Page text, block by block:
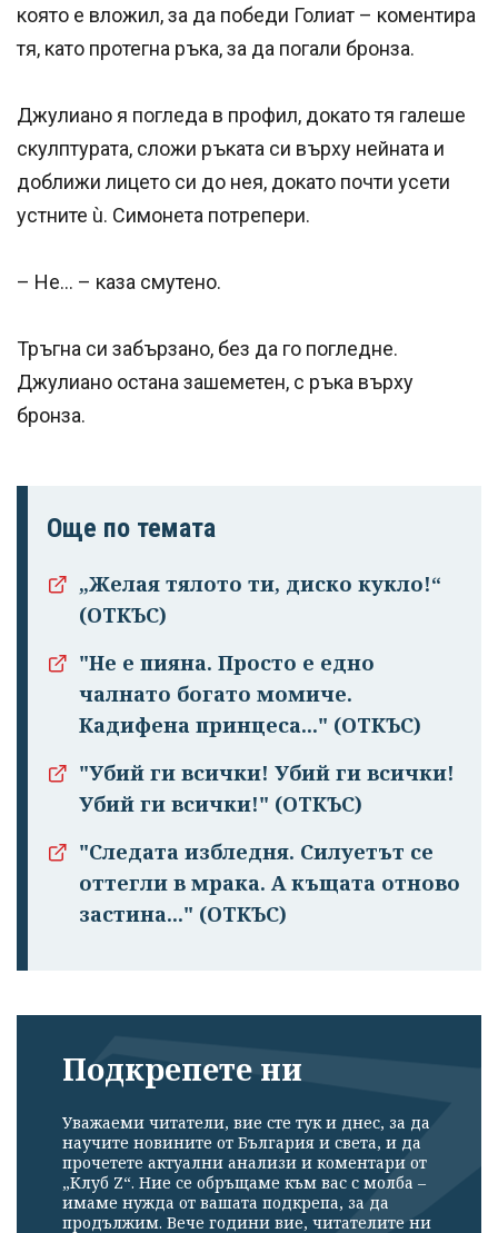
която е вложил, за да победи Голиат – коментира
тя, като протегна ръка, за да погали бронза.
Джулиано я погледа в профил, докато тя галеше
скулптурата, сложи ръката си върху нейната и
доближи лицето си до нея, докато почти усети
устните ù. Симонета потрепери.
– Не... – каза смутено.
Тръгна си забързано, без да го погледне.
Джулиано остана зашеметен, с ръка върху
бронза.
Още по темата
„Желая тялото ти, диско кукло!“
(ОТКЪС)
"Не е пияна. Просто е едно
чалнато бога­то момиче.
Кадифена принцеса..." (ОТКЪС)
"Убий ги всички! Убий ги всички!
Убий ги всички!" (ОТКЪС)
"Следата избледня. Силуетът се
оттегли в мрака. А къщата отново
застина..." (ОТКЪС)
Подкрепете ни
Уважаеми читатели, вие сте тук и днес, за да
научите новините от България и света, и да
прочетете актуални анализи и коментари от
„Клуб Z“. Ние се обръщаме към вас с молба –
имаме нужда от вашата подкрепа, за да
продължим. Вече години вие, читателите ни